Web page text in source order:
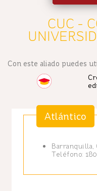
CUC -
Con este aliado puedes
Atlántico
Barranquilla,
Teléfono: